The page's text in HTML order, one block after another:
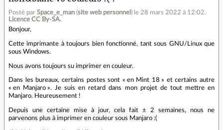
Posté par Space_e_man (site web personnel ) le 28 mars 2022 à 12:02.
Licence CC By‑SA.
Bonjour,
Cette imprimante à toujours bien fonctionné, tant sous GNU/Linux que
sous Windows.
Nous avons toujours su imprimer en couleur.
Dans les bureaux, certains postes sont « en Mint 18 » et certains autre
« en Manjaro ». Je suis en retard dans mon projet de tout mettre en
Manjaro. Heureusement !
Depuis une certaine mise à jour, cela fait ± 2 semaines, nous ne
parvenons plus à imprimer en couleur sous Manjaro :(